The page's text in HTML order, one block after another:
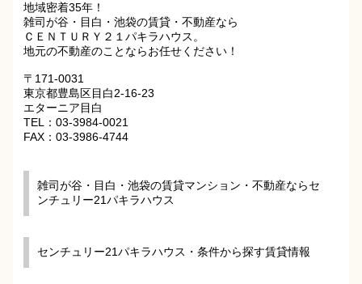
地域密着35年！
雑司が谷・目白・池袋の賃貸・不動産なら
ＣＥＮＴＵＲＹ２１パキラハウス。
地元の不動産のことならお任せください！
〒171-0031
東京都豊島区目白2-16-23
エターニア目白
TEL：03-3984-0021
FAX：03-3986-4744
雑司が谷・目白・池袋の賃貸マンション・不動産ならセ
ンチュリー21パキラハウス
センチュリー21パキラハウス・条件から探す賃貸情報